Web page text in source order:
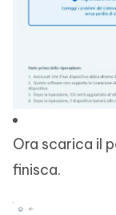
Ora scarica il
finisca.